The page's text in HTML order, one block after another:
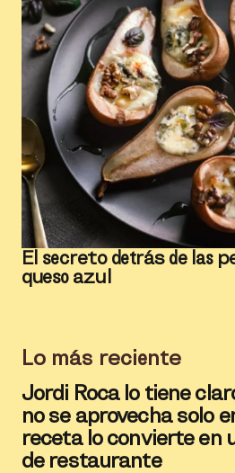
El secreto detrás de las
queso azul
Lo más reciente
Jordi Roca lo tiene
no se aprovecha solo
receta lo convierte en
de restaurante